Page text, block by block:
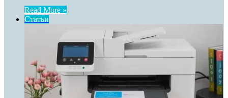
Read More »
Статьи